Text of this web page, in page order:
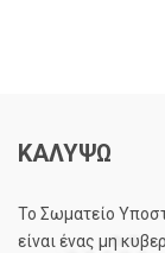
ΚΑΛΥΨΩ
Το Σωματείο
είναι ένας μη